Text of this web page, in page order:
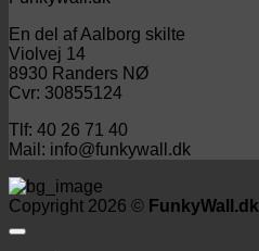
En del af Aalborg skilte
Violvej 14
8930 Randers NØ
Cvr: 30855124
Tlf: 40 26 71 40
Mail: info@funkywall.dk
Copyright 2026 © FunkyWall.dk